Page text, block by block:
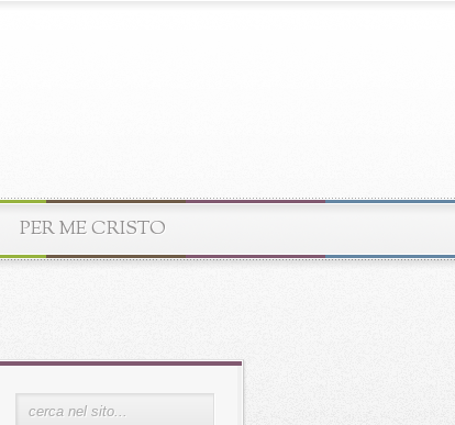
PER ME CRISTO